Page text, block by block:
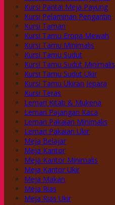
Kursi Pantai Meja Payung
Kursi Pelaminan Pengantin
Kursi Taman
Kursi Tamu Eropa Mewah
Kursi Tamu Minimalis
Kursi Tamu Sudut
Kursi Tamu Sudut Minimalis
Kursi Tamu Sudut Ukir
Kursi Tamu Ukiran Jepara
Kursi Teras
Lemari Kitab & Mukena
Lemari Pajangan Kaca
Lemari Pakaian Minimalis
Lemari Pakaian Ukir
Meja Belajar
Meja Kantor
Meja Kantor Minimalis
Meja Kantor Ukir
Meja Makan
Meja Rias
Meja Rias Ukir